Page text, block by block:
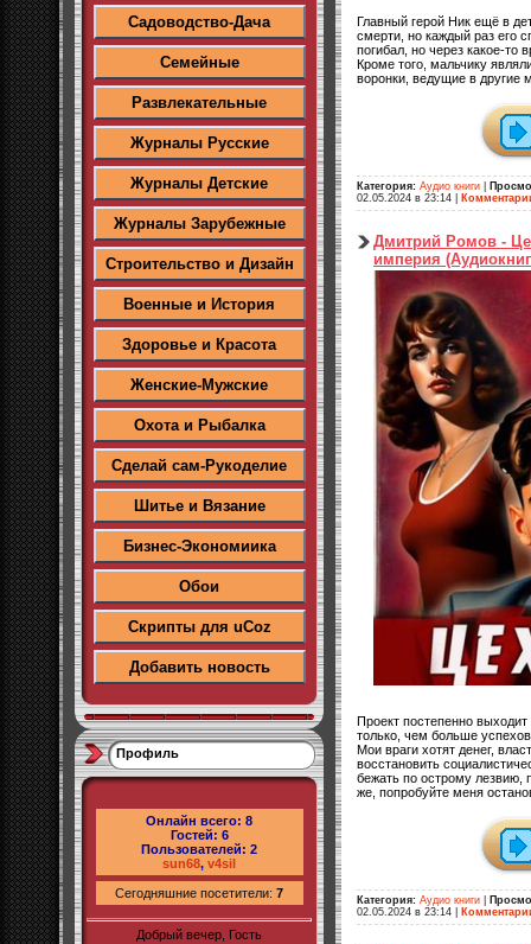
Садоводство-Дача
Семейные
Развлекательные
Журналы Русские
Журналы Детские
Журналы Зарубежные
Строительство и Дизайн
Военные и История
Здоровье и Красота
Женские-Мужские
Охота и Рыбалка
Сделай сам-Рукоделие
Шитье и Вязание
Бизнес-Экономиика
Обои
Скрипты для uCoz
Добавить новость
Профиль
Онлайн всего: 8
Гостей: 6
Пользователей: 2
sun68, v4sil
Сегодняшние посетители: 7
Добрый вечер, Гость
Главный герой Ник ещё в
смерти, но каждый раз его
погибал, но через какое-то
Кроме того, мальчику
воронки, ведущие в другие
Категория: Аудио книги
02.05.2024 в 23:14
Дмитрий Ромов -
империя
Проект постепенно
только, чем больше
Мои враги хотят денег,
восстановить
бежать по острому лезвию,
же, попробуйте меня
Категория: Аудио книги
02.05.2024 в 23:14